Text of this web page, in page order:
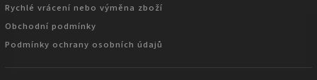
Rychlé vrácení nebo výměna zboží
Obchodní podmínky
Podmínky ochrany osobních údajů